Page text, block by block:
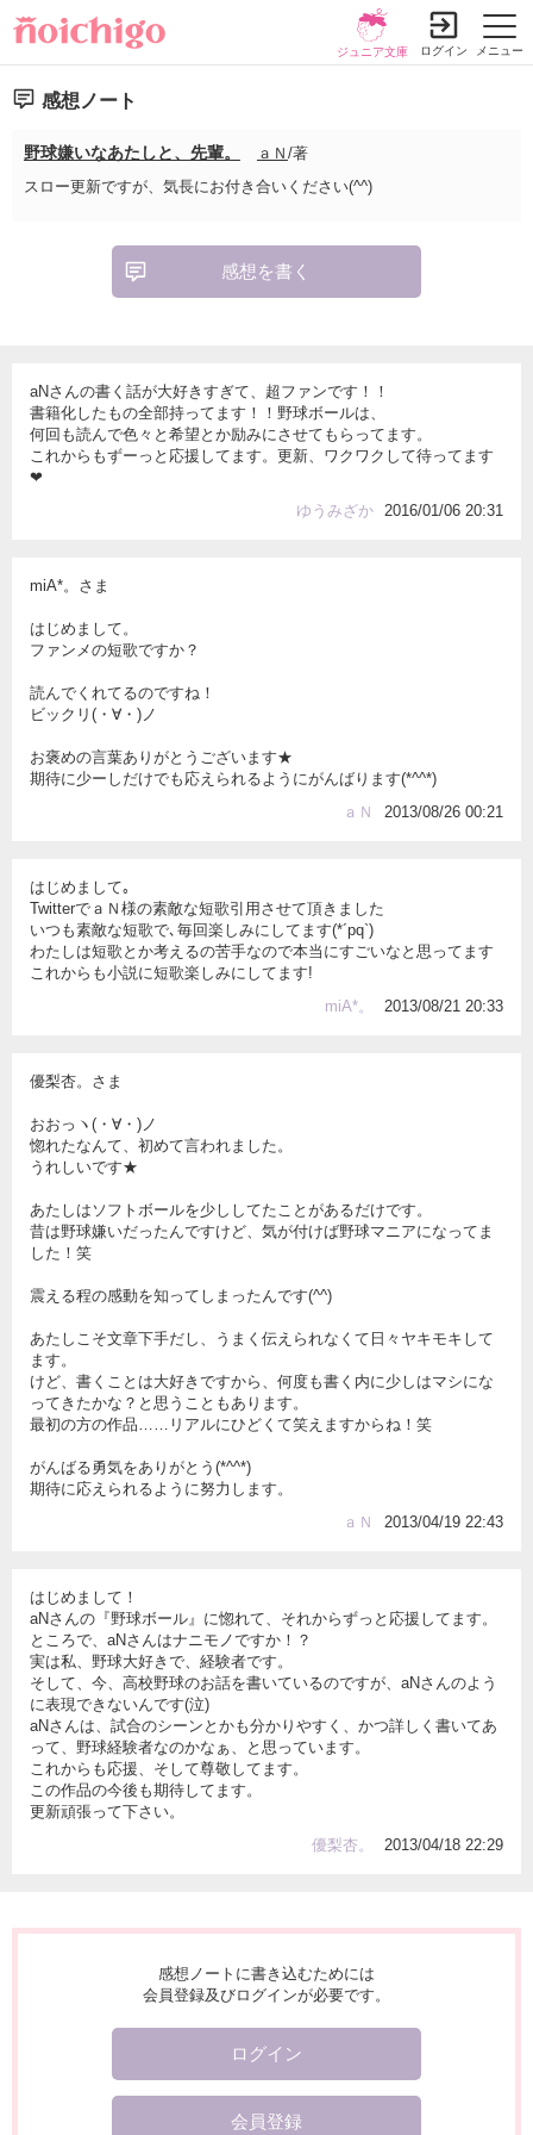
メニュー
ジュニア文庫 ログイン
感想ノート
野球嫌いなあたしと、先輩。 ａＮ /著
スロー更新ですが、気長にお付き合いください(^^)
感想を書く
aNさんの書く話が大好きすぎて、超ファンです！！
書籍化したもの全部持ってます！！野球ボールは、
何回も読んで色々と希望とか励みにさせてもらってます。
これからもずーっと応援してます。更新、ワクワクして待ってます
❤
ゆうみざか
2016/01/06 20:31
miA*。さま
はじめまして。
ファンメの短歌ですか？
読んでくれてるのですね！
ビックリ(・∀・)ノ
お褒めの言葉ありがとうございます★
期待に少ーしだけでも応えられるようにがんばります(*^^*)
ａＮ
2013/08/26 00:21
はじめまして｡
TwitterでａＮ様の素敵な短歌引用させて頂きました
いつも素敵な短歌で､毎回楽しみにしてます(*´pq`)
わたしは短歌とか考えるの苦手なので本当にすごいなと思ってます
これからも小説に短歌楽しみにしてます!
miA*。
2013/08/21 20:33
優梨杏。さま
おおっヽ(・∀・)ノ
惚れたなんて、初めて言われました。
うれしいです★
あたしはソフトボールを少ししてたことがあるだけです。
昔は野球嫌いだったんですけど、気が付けば野球マニアになってま
した！笑
震える程の感動を知ってしまったんです(^^)
あたしこそ文章下手だし、うまく伝えられなくて日々ヤキモキして
ます。
けど、書くことは大好きですから、何度も書く内に少しはマシにな
ってきたかな？と思うこともあります。
最初の方の作品……リアルにひどくて笑えますからね！笑
がんばる勇気をありがとう(*^^*)
期待に応えられるように努力します。
ａＮ
2013/04/19 22:43
はじめまして！
aNさんの『野球ボール』に惚れて、それからずっと応援してます。
ところで、aNさんはナニモノですか！？
実は私、野球大好きで、経験者です。
そして、今、高校野球のお話を書いているのですが、aNさんのよう
に表現できないんです(泣)
aNさんは、試合のシーンとかも分かりやすく、かつ詳しく書いてあ
って、野球経験者なのかなぁ、と思っています。
これからも応援、そして尊敬してます。
この作品の今後も期待してます。
更新頑張って下さい。
優梨杏。
2013/04/18 22:29
感想ノートに書き込むためには
会員登録及びログインが必要です。
ログイン
会員登録